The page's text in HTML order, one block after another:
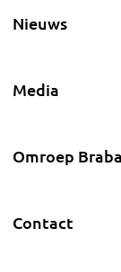
Nieuws
Media
Omroep
Contact